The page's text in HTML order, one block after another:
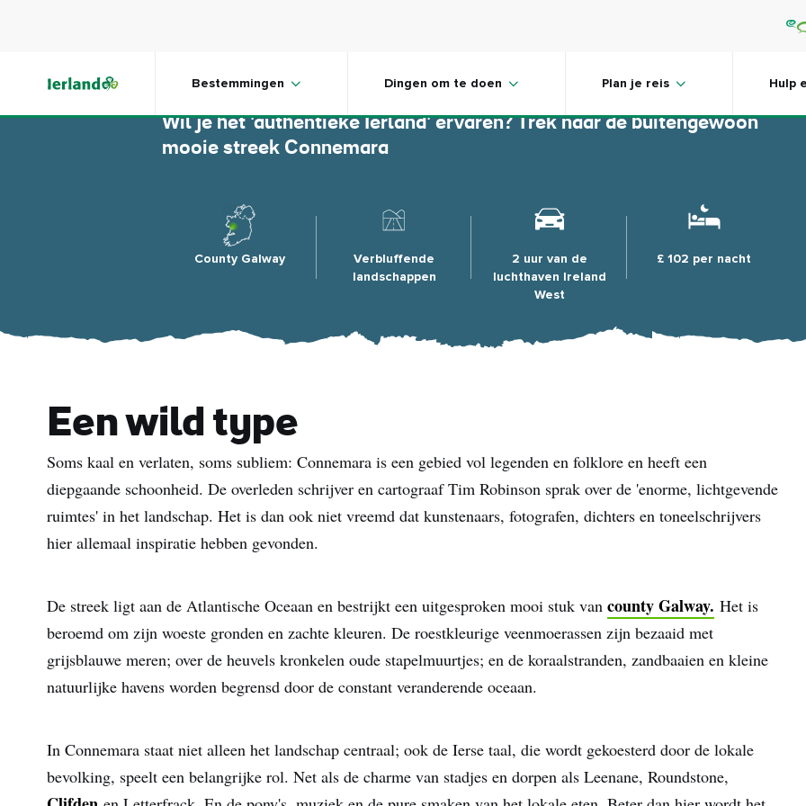
Bestemmingen Dingen om te doen Plan je reis Hulp
Connemara
Wil je het 'authentieke Ierland' ervaren? Trek naar de buitengewoon
mooie streek Connemara
County Galway
Verbluffende
landschappen
2 uur van de
luchthaven Ireland
West
£ 102 per nacht
Een wild type
Soms kaal en verlaten, soms subliem: Connemara is een gebied vol legenden en folklore en heeft een
diepgaande schoonheid. De overleden schrijver en cartograaf Tim Robinson sprak over de 'enorme, lichtgevende
ruimtes' in het landschap. Het is dan ook niet vreemd dat kunstenaars, fotografen, dichters en toneelschrijvers
hier allemaal inspiratie hebben gevonden.
De streek ligt aan de Atlantische Oceaan en bestrijkt een uitgesproken mooi stuk van county Galway. Het is
beroemd om zijn woeste gronden en zachte kleuren. De roestkleurige veenmoerassen zijn bezaaid met
grijsblauwe meren; over de heuvels kronkelen oude stapelmuurtjes; en de koraalstranden, zandbaaien en kleine
natuurlijke havens worden begrensd door de constant veranderende oceaan.
In Connemara staat niet alleen het landschap centraal; ook de Ierse taal, die wordt gekoesterd door de lokale
bevolking, speelt een belangrijke rol. Net als de charme van stadjes en dorpen als Leenane, Roundstone,